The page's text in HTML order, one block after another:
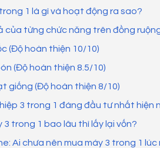
1 là gì và hoạt động ra sao?
của từng chức năng trên đồng
(Độ hoàn thiện 10/10)
(Độ hoàn thiện 8.5/10)
giống (Độ hoàn thiện 8/10)
3 trong 1 đáng đầu tư nhất hiện
3 trong 1 bao lâu thì lấy lại vốn?
Ai chưa nên mua máy 3 trong 1 lúc